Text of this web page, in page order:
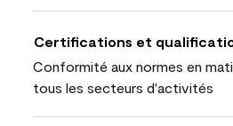
Certifications et
Conformité aux normes en
tous les secteurs d'activités